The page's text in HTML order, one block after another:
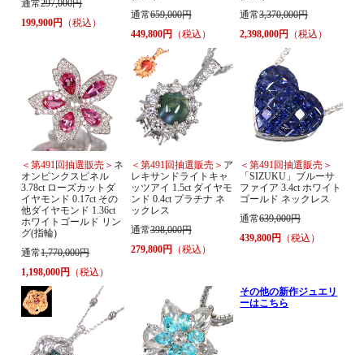
通常297,000円
199,900円
（税込）
通常659,000円
449,800円
（税込）
通常3,370,000円
2,398,000円
（税込）
＜第491回抽選販売＞ ネ
オンピンクスピネル
3.78ct ローズカットダ
イヤモンド 0.17ct その
他ダイヤモンド 1.36ct
ホワイトゴールド リン
グ(指輪)
通常1,770,000円
1,198,000円 （税込）
＜第491回抽選販売＞ ア
レキサンドライトキャ
ッツアイ 1.5ct ダイヤモ
ンド 0.4ct プラチナ ネ
ックレス
通常398,000円
279,800円 （税込）
＜第491回抽選販売＞
「SIZUKU」ブルーサ
ファイア 3.4ct ホワイト
ゴールド ネックレス
通常639,000円
439,800円 （税込）
その他の新作ジュエリ
ーはこちら